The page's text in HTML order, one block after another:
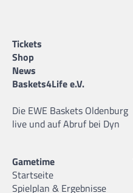
Tickets
Shop
News
Baskets4Life e.V.
Die EWE Baskets Oldenburg
live und auf Abruf bei Dyn
Gametime
Startseite
Spielplan & Ergebnisse